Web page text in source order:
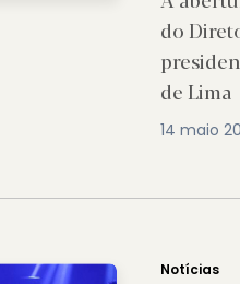
do
de Lima
14 maio
Notícias